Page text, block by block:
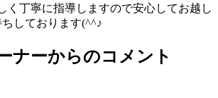
く丁寧に指導しますので安心してお越し
しております(^^♪
ナーからのコメント